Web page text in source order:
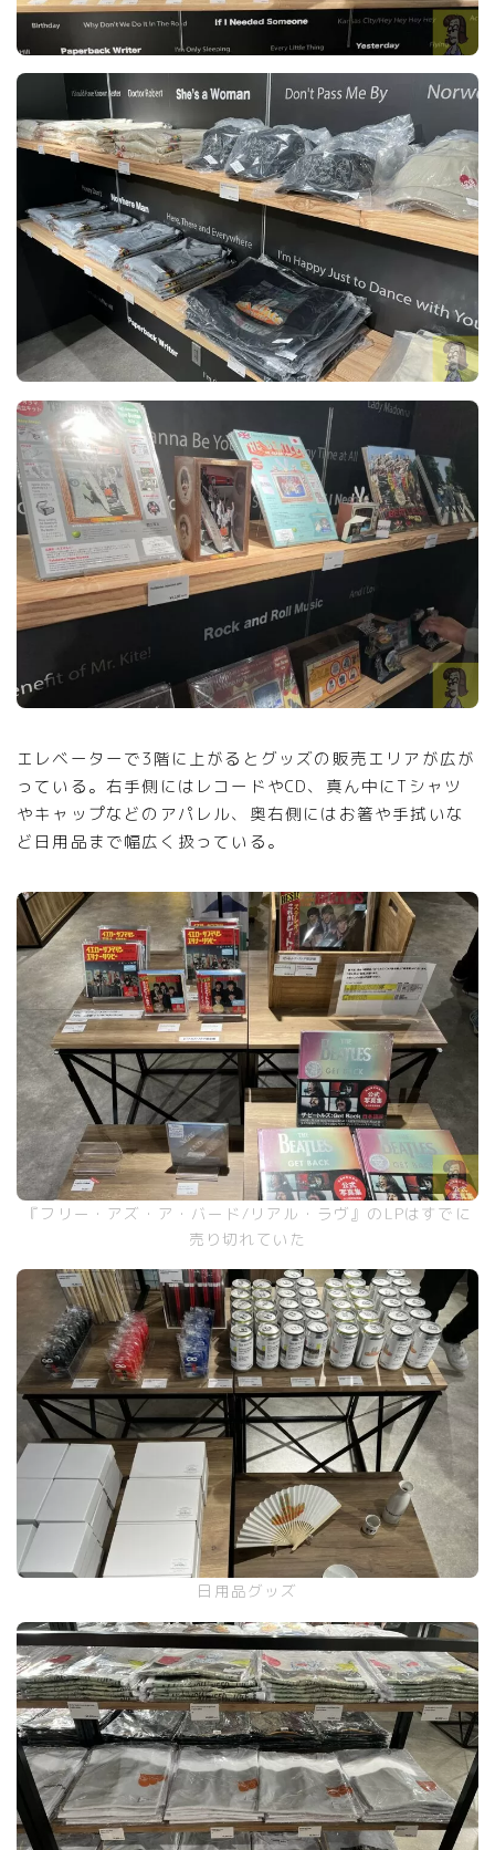
エレベーターで3階に上がるとグッズの販売エリアが広が
っている。右手側にはレコードやCD、真ん中にTシャツ
やキャップなどのアパレル、奥右側にはお箸や手拭いな
ど日用品まで幅広く扱っている。
『フリー・アズ・ア・バード/リアル・ラヴ』のLPはすでに
売り切れていた
日用品グッズ